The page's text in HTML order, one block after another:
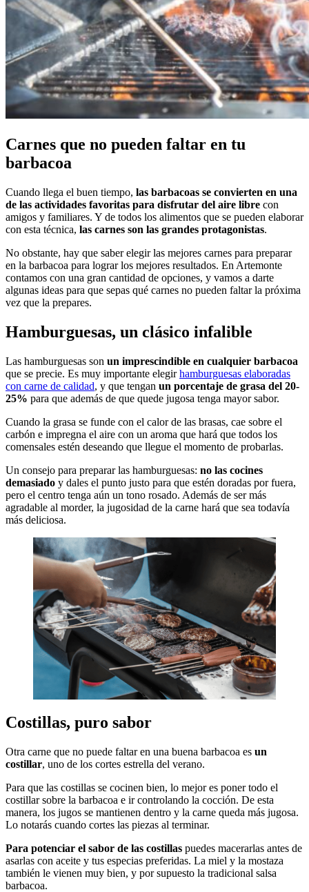
Carnes que no pueden faltar en tu
barbacoa
Cuando llega el buen tiempo, las barbacoas se convierten en una
de las actividades favoritas para disfrutar del aire libre con
amigos y familiares. Y de todos los alimentos que se pueden elaborar
con esta técnica, las carnes son las grandes protagonistas.
No obstante, hay que saber elegir las mejores carnes para preparar
en la barbacoa para lograr los mejores resultados. En Artemonte
contamos con una gran cantidad de opciones, y vamos a darte
algunas ideas para que sepas qué carnes no pueden faltar la próxima
vez que la prepares.
Hamburguesas, un clásico infalible
Las hamburguesas son un imprescindible en cualquier barbacoa
que se precie. Es muy importante elegirhamburguesas elaboradas
con carne de calidad, y que tengan un porcentaje de grasa del 20-
25% para que además de que quede jugosa tenga mayor sabor.
Cuando la grasa se funde con el calor de las brasas, cae sobre el
carbón e impregna el aire con un aroma que hará que todos los
comensales estén deseando que llegue el momento de probarlas.
Un consejo para preparar las hamburguesas: no las cocines
demasiado y dales el punto justo para que estén doradas por fuera,
pero el centro tenga aún un tono rosado. Además de ser más
agradable al morder, la jugosidad de la carne hará que sea todavía
más deliciosa.
Costillas, puro sabor
Otra carne que no puede faltar en una buena barbacoa es un
costillar, uno de los cortes estrella del verano.
Para que las costillas se cocinen bien, lo mejor es poner todo el
costillar sobre la barbacoa e ir controlando la cocción. De esta
manera, los jugos se mantienen dentro y la carne queda más jugosa.
Lo notarás cuando cortes las piezas al terminar.
Para potenciar el sabor de las costillas puedes macerarlas antes de
asarlas con aceite y tus especias preferidas. La miel y la mostaza
también le vienen muy bien, y por supuesto la tradicional salsa
barbacoa.